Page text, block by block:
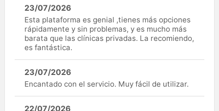
23/07/2026
Esta plataforma es genial ,tienes más opciones
rápidamente y sin problemas, y es mucho más
barata que las clínicas privadas. La recomiendo,
es fantástica.
23/07/2026
Encantado con el servicio. Muy fácil de utilizar.
22/07/2026